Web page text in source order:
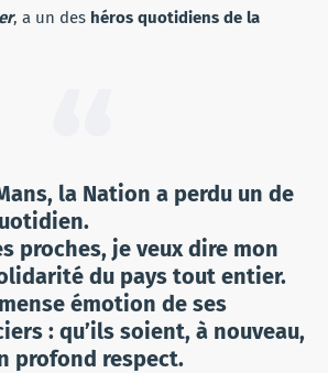
, a un des héros quotidiens de la
la Nation a perdu un de
proches, je veux dire mon
du pays tout entier.
émotion de ses
: qu’ils soient, à nouveau,
profond respect.